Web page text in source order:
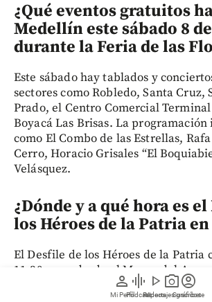
person
Mi Perfil
graphic_eq
Pódcast
play_arrow
Videos
photo_camera
Reportajes gráficos
account_circle
Suscríbete
¿Qué eventos gratuitos
Medellín este sábado 8
durante la Feria de las
Este sábado hay tablados y
sectores como Robledo, Santa Cruz,
Prado, el Centro Comercial
Boyacá Las Brisas. La
como El Combo de las Estrellas,
Cerro, Horacio Grisales “El
Velásquez.
¿Dónde y a qué hora es
los Héroes de la Patria
El Desfile de los Héroes de la Patria
11:30 a. m. desde el Museo del Agua
recorrido que saldrá y finalizará en